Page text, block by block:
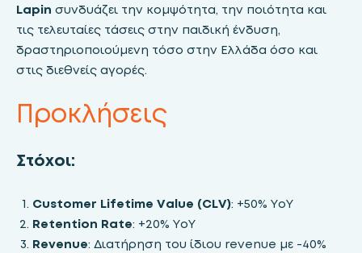
Lapin συνδυάζει την κομψότητα, την ποιότητα και
τις τελευταίες τάσεις στην παιδική ένδυση,
δραστηριοποιούμενη τόσο στην Ελλάδα όσο και
στις διεθνείς αγορές.
Προκλήσεις
Στόχοι:
Customer Lifetime Value (CLV): +50% YoY
Retention Rate: +20% YoY
Revenue: Διατήρηση του ίδιου revenue με -40%